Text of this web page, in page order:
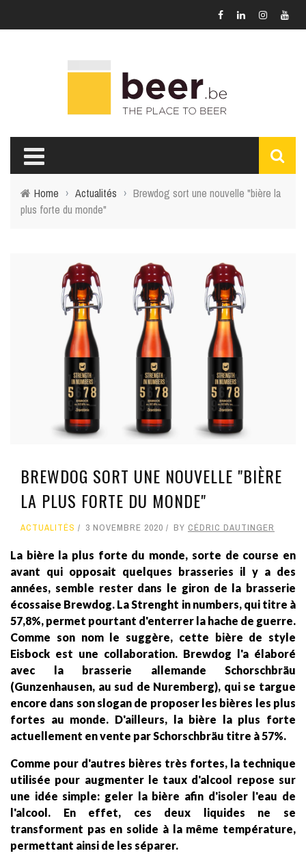
Home › Actualités › Brewdog sort une nouvelle "bière la
plus forte du monde"
BREWDOG SORT UNE NOUVELLE "BIÈRE
LA PLUS FORTE DU MONDE"
ACTUALITÉS 3 NOVEMBRE 2020 BY CÉDRIC DAUTINGER
La bière la plus forte du monde, sorte de course en
avant qui opposait quelques brasseries il y a des
années, semble rester dans le giron de la brasserie
écossaise Brewdog. La Strenght in numbers, qui titre à
57,8%, permet pourtant d'enterrer la hache de guerre.
Comme son nom le suggère, cette bière de style
Eisbock est une collaboration. Brewdog l'a élaboré
avec la brasserie allemande Schorschbräu
(Gunzenhausen, au sud de Nuremberg), qui se targue
encore dans son slogan de proposer les bières les plus
fortes au monde. D'ailleurs, la bière la plus forte
actuellement en vente par Schorschbräu titre à 57%.
Comme pour d'autres bières très fortes, la technique
utilisée pour augmenter le taux d'alcool repose sur
une idée simple: geler la bière afin d'isoler l'eau de
l'alcool. En effet, ces deux liquides ne se
transforment pas en solide à la même température,
permettant ainsi de les séparer.